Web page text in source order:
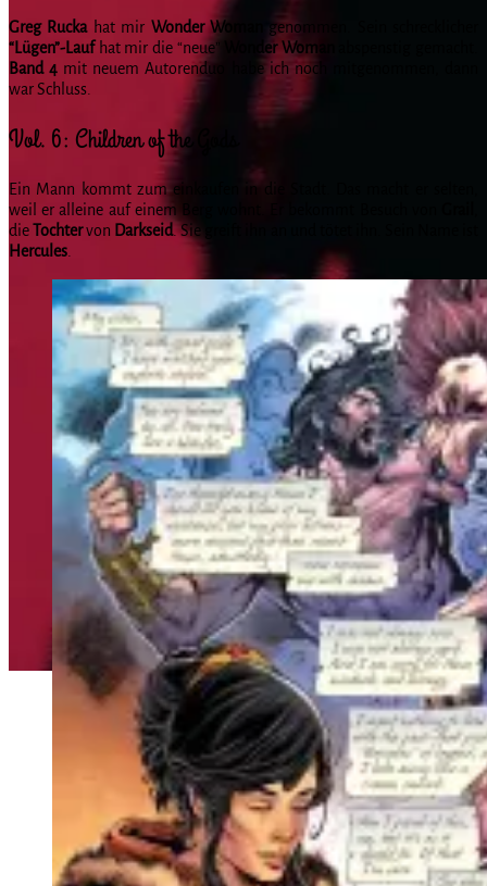
Greg Ruckahat mir Wonder Woman
genommen. Sein schrecklicher
“Lügen”-Laufhat mir die “neue” Wonder Woman
Band 4 mit neuem Autorenduo habe ich noch mitgenommen, dann
war Schluss.
Vol. 6: Children of the Gods
Ein Mann kommt zum einkaufen in die Stadt. Das macht er selten,
weil er alleine auf einem Berg wohnt. Er bekommt Besuch von
dieTochtervon Darkseid. Sie greift ihn an und tötet ihn. Sein Name ist
Hercules